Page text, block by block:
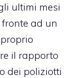
ultimi mesi
ad un
il rapporto
dei poliziotti